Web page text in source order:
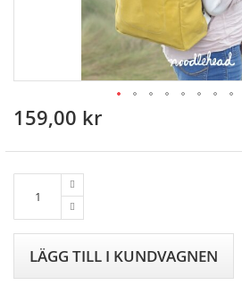
Skip
the
159,00 kr
LÄGG TILL I KUNDVAGNEN